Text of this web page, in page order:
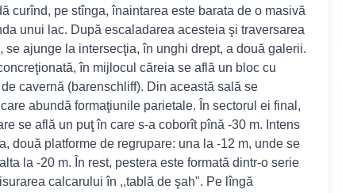
curînd, pe stînga, înaintarea este barata de o masivă
unui lac. După escaladarea acesteia şi traversarea
ajunge la intersecţia, în unghi drept, a două galerii.
în mijlocul căreia se află un bloc cu
cavernă (barenschliff). Din această sală se
abundă formaţiunile parietale. În sectorul ei final,
se află un puţ în care s-a coborît pînă -30 m. Intens
două platforme de regrupare: una la -12 m, unde se
la -20 m. În rest, pestera este formată dintr-o serie
calcarului în ,,tablă de şah". Pe lîngă